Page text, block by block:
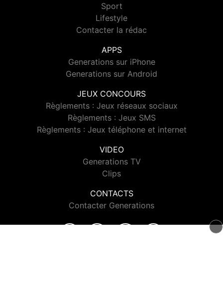
Sport
Lifestyle
Contacter la rédac
APPS
Generations sur iPhone
Generations sur Android
JEUX CONCOURS
Règlements : Jeux réseaux sociaux
Règlements : Jeux SMS
Règlements : Jeux téléphone et internet
VIDEO
Generations TV
Clips
CONTACTS
Contacter Generations